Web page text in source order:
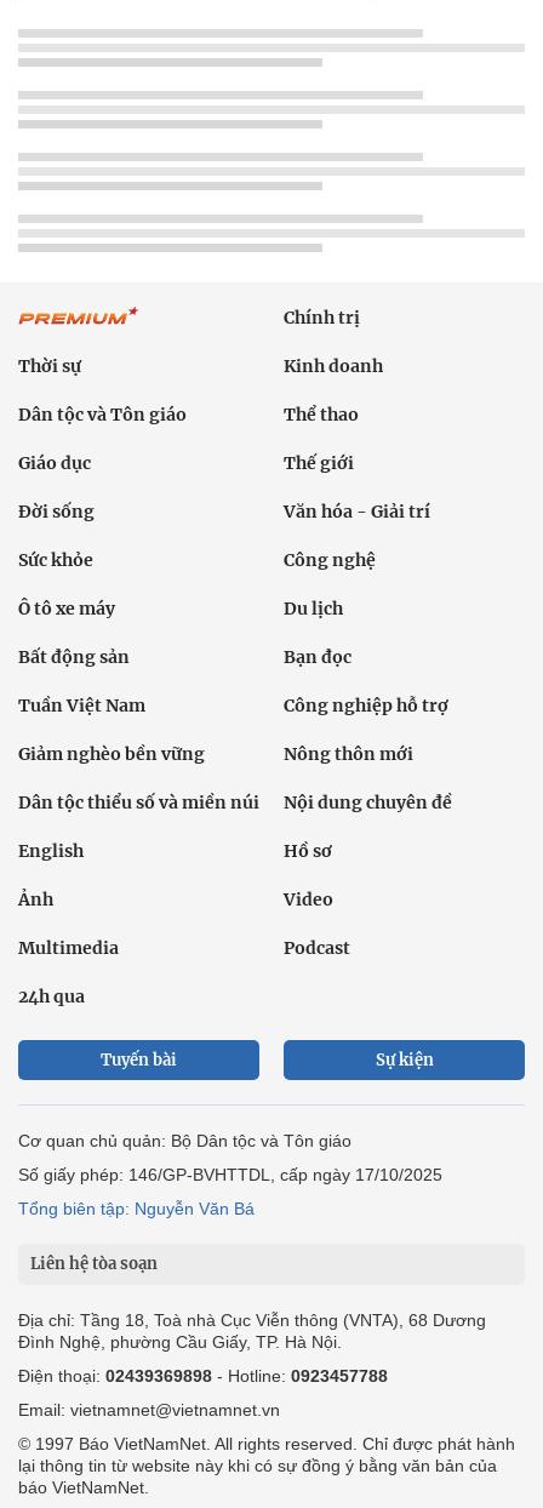
Chính trị
Thời sự Kinh doanh
Dân tộc và Tôn giáo Thể thao
Giáo dục Thế giới
Đời sống Văn hóa - Giải trí
Sức khỏe Công nghệ
Ô tô xe máy Du lịch
Bất động sản Bạn đọc
Tuần Việt Nam Công nghiệp hỗ trợ
Giảm nghèo bền vững Nông thôn mới
Dân tộc thiểu số và miền núi Nội dung chuyên đề
English Hồ sơ
Ảnh Video
Multimedia Podcast
24h qua
Tuyến bài Sự kiện
Cơ quan chủ quản: Bộ Dân tộc và Tôn giáo
Số giấy phép: 146/GP-BVHTTDL, cấp ngày 17/10/2025
Tổng biên tập: Nguyễn Văn Bá
Liên hệ tòa soạn
Địa chỉ: Tầng 18, Toà nhà Cục Viễn thông (VNTA), 68 Dương
Đình Nghệ, phường Cầu Giấy, TP. Hà Nội.
Điện thoại: 02439369898 - Hotline: 0923457788
Email: vietnamnet@vietnamnet.vn
© 1997 Báo VietNamNet. All rights reserved. Chỉ được phát hành
lại thông tin từ website này khi có sự đồng ý bằng văn bản của
báo VietNamNet.